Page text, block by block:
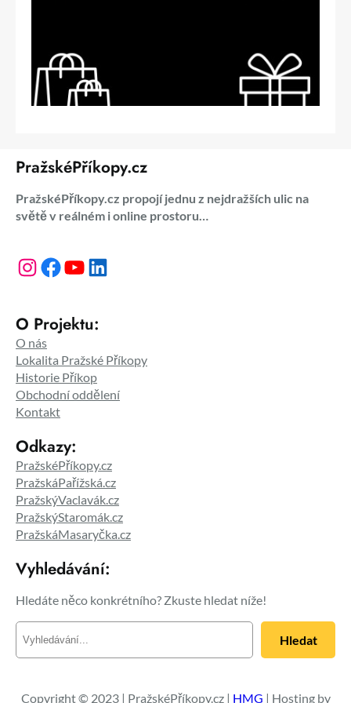
PražskéPříkopy.cz
PražskéPříkopy.cz propojí jednu z nejdražších ulic na
světě v reálném i online prostoru…
Instagram Facebook YouTube LinkedIn
O Projektu:
O nás
Lokalita Pražské Příkopy
Historie Příkop
Obchodní oddělení
Kontakt
Odkazy:
PražskéPříkopy.cz
PražskáPařížská.cz
PražskýVaclavák.cz
PražskýStaromák.cz
PražskáMasaryčka.cz
Vyhledávání:
Hledáte něco konkrétního? Zkuste hledat níže!
e
a
Hledat
Copyright © 2023 | PražskéPříkopy.cz | HMG | Hosting by